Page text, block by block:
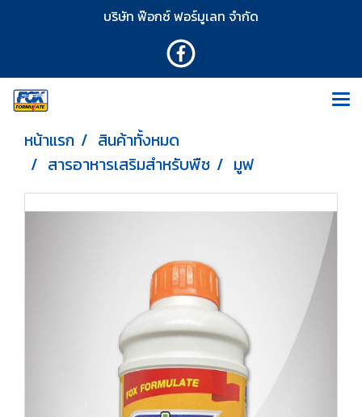
บริษัท ฟ๊อกซ์ ฟอร์มูเลท จำกัด
หน้าแรก
สินค้าทั้งหมด
สารอาหารเสริมสำหรับพืช
มูฟ